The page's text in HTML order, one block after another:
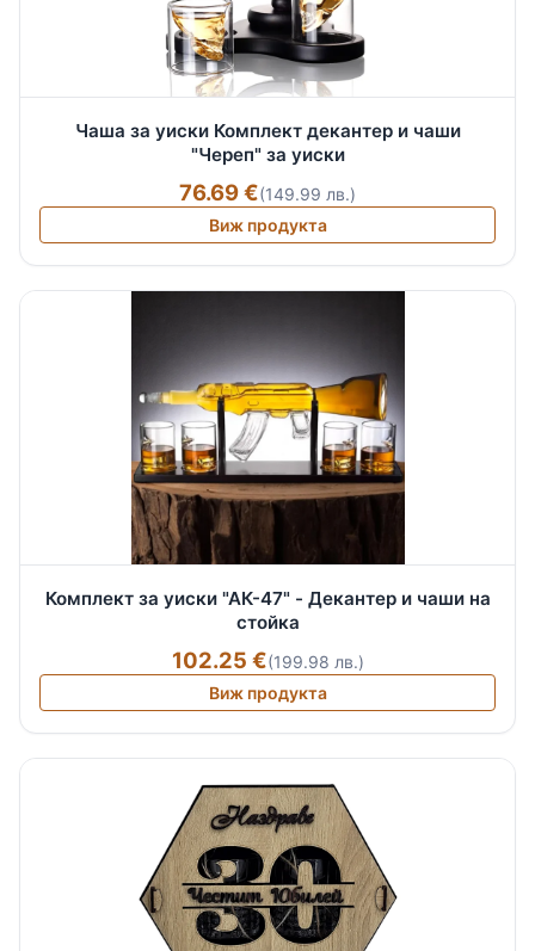
Чаша за уиски Комплект декантер и чаши
"Череп" за уиски
76.69 €(149.99 лв.)
Виж продукта
Комплект за уиски "АК-47" - Декантер и чаши на
стойка
102.25 €(199.98 лв.)
Виж продукта